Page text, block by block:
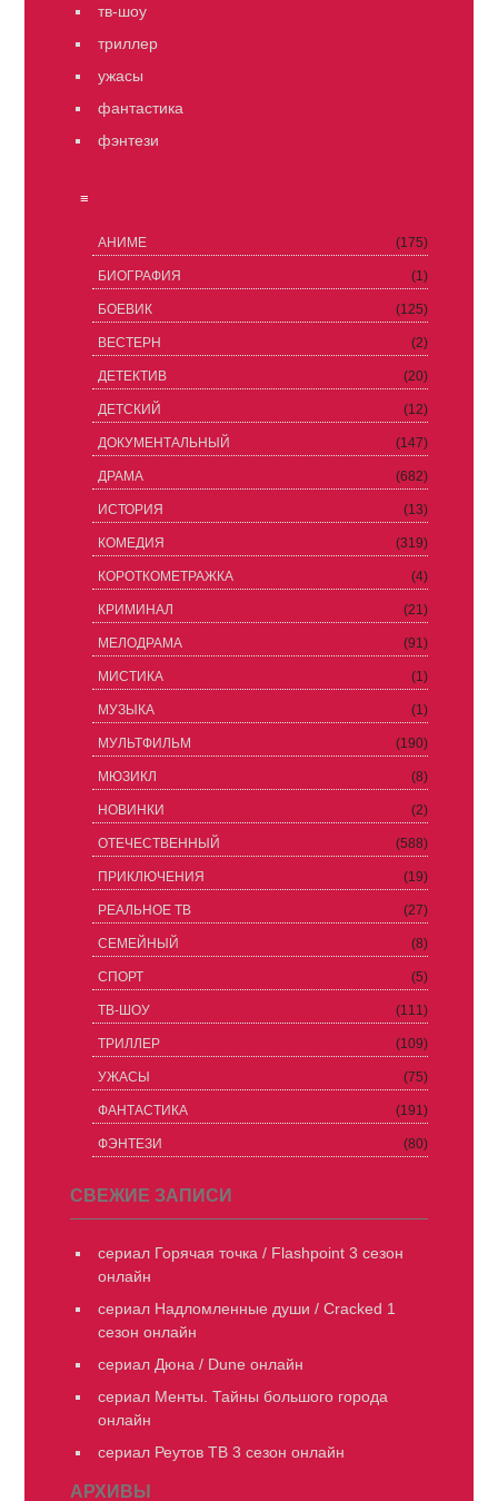
тв-шоу
триллер
ужасы
фантастика
фэнтези
≡
АНИМЕ (175)
БИОГРАФИЯ (1)
БОЕВИК (125)
ВЕСТЕРН (2)
ДЕТЕКТИВ (20)
ДЕТСКИЙ (12)
ДОКУМЕНТАЛЬНЫЙ (147)
ДРАМА (682)
ИСТОРИЯ (13)
КОМЕДИЯ (319)
КОРОТКОМЕТРАЖКА (4)
КРИМИНАЛ (21)
МЕЛОДРАМА (91)
МИСТИКА (1)
МУЗЫКА (1)
МУЛЬТФИЛЬМ (190)
МЮЗИКЛ (8)
НОВИНКИ (2)
ОТЕЧЕСТВЕННЫЙ (588)
ПРИКЛЮЧЕНИЯ (19)
РЕАЛЬНОЕ ТВ (27)
СЕМЕЙНЫЙ (8)
СПОРТ (5)
ТВ-ШОУ (111)
ТРИЛЛЕР (109)
УЖАСЫ (75)
ФАНТАСТИКА (191)
ФЭНТЕЗИ (80)
СВЕЖИЕ ЗАПИСИ
сериал Горячая точка / Flashpoint 3 сезон
онлайн
сериал Надломленные души / Cracked 1
сезон онлайн
сериал Дюна / Dune онлайн
сериал Менты. Тайны большого города
онлайн
сериал Реутов ТВ 3 сезон онлайн
АРХИВЫ